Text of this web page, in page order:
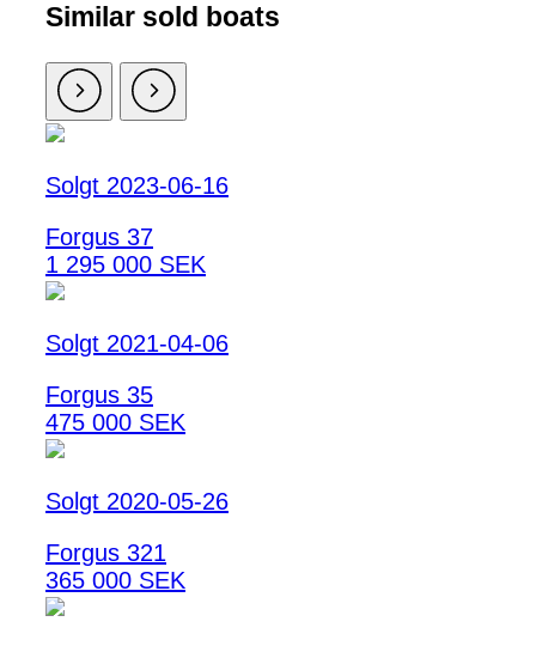
Similar sold boats
Solgt 2023-06-16
Forgus 37
1 295 000 SEK
Solgt 2021-04-06
Forgus 35
475 000 SEK
Solgt 2020-05-26
Forgus 321
365 000 SEK